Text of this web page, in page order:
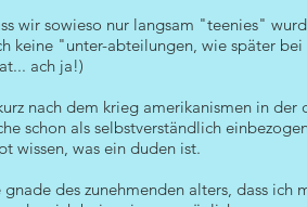
wir sowieso nur langsam "teenies"
keine "unter-abteilungen, wie später
ach ja!)
nach dem krieg amerikanismen in
schon als selbstverständlich
wissen, was ein duden ist.
des zunehmenden alters, dass